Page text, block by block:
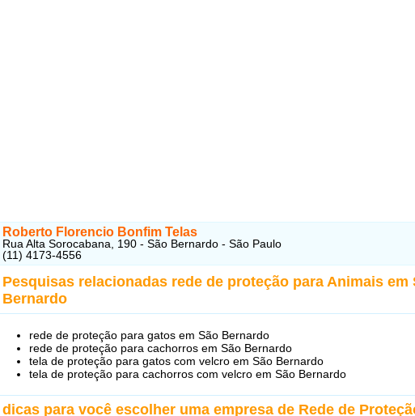
Roberto Florencio Bonfim Telas
Rua Alta Sorocabana, 190 - São Bernardo - São Paulo
(11) 4173-4556
Pesquisas relacionadas rede de proteção para Animais em
Bernardo
rede de proteção para gatos em São Bernardo
rede de proteção para cachorros em São Bernardo
tela de proteção para gatos com velcro em São Bernardo
tela de proteção para cachorros com velcro em São Bernardo
dicas para você escolher uma empresa de Rede de